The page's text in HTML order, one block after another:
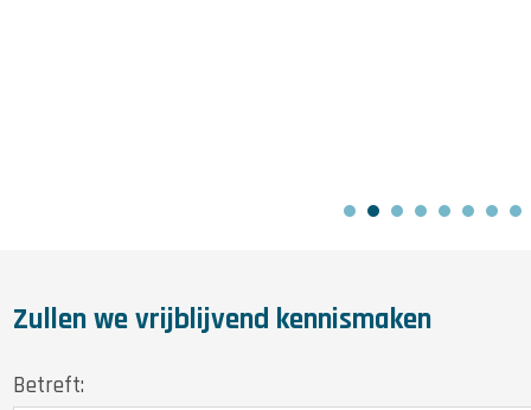
Zullen we vrijblijvend kennismaken
Betreft: